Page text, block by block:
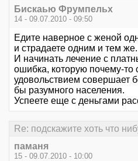
Бискаью Фрумпельх
14 - 09.07.2010 - 09:50
Едите наверное с женой
и страдаете одним и тем же.
И начинать лечение с
ошибка, которую почему-то
удовольствием совершает
бы разумного населения.
Успеете еще с деньгами
Re: подскажите хоть что
паманя
15 - 09.07.2010 - 10:00